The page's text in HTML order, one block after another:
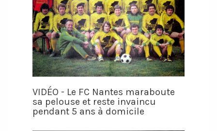
VIDÉO - Le FC Nantes maraboute
sa pelouse et reste invaincu
pendant 5 ans à domicile